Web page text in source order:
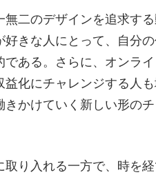
二のデザインを追求す
きな人にとって、自分
ある。さらに、オンラ
益化にチャレンジする人
きかけていく新しい形の
り入れる一方で、時を